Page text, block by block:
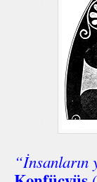
“İnsanların